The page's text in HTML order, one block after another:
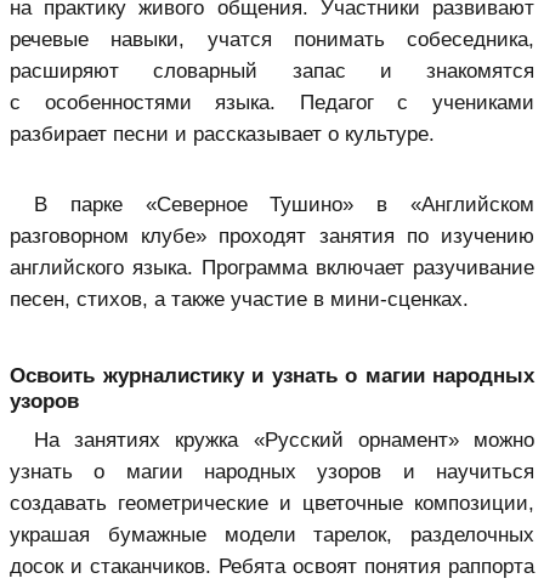
на практику живого общения. Участники развивают
речевые навыки, учатся понимать собеседника,
расширяют словарный запас и знакомятся
с особенностями языка. Педагог с учениками
разбирает песни и рассказывает о культуре.
В парке «Северное Тушино» в «Английском
разговорном клубе» проходят занятия по изучению
английского языка. Программа включает разучивание
песен, стихов, а также участие в мини-сценках.
Освоить журналистику и узнать о магии народных
узоров
На занятиях кружка «Русский орнамент» можно
узнать о магии народных узоров и научиться
создавать геометрические и цветочные композиции,
украшая бумажные модели тарелок, разделочных
досок и стаканчиков. Ребята освоят понятия раппорта